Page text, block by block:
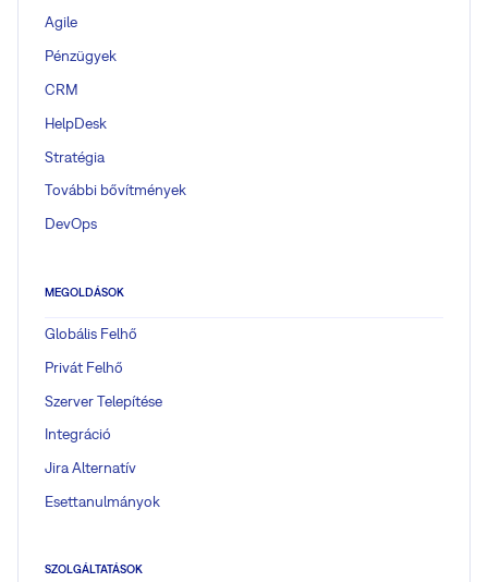
Agile
Pénzügyek
CRM
HelpDesk
Stratégia
További bővítmények
DevOps
MEGOLDÁSOK
Globális Felhő
Privát Felhő
Szerver Telepítése
Integráció
Jira Alternatív
Esettanulmányok
SZOLGÁLTATÁSOK